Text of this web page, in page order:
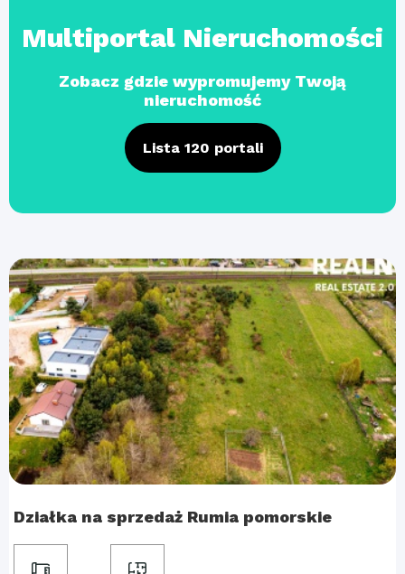
Multiportal Nieruchomości
Zobacz gdzie wypromujemy Twoją
nieruchomość
Lista 120 portali
Działka na sprzedaż Rumia pomorskie